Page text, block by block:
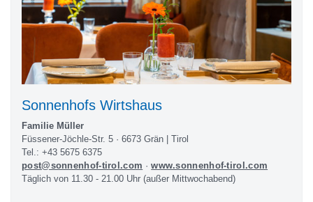
Sonnenhofs Wirtshaus
Familie Müller
Füssener-Jöchle-Str. 5 · 6673 Grän | Tirol
Tel.: +43 5675 6375
post@sonnenhof-tirol.com ·www.sonnenhof-tirol.com
Täglich von 11.30 - 21.00 Uhr (außer Mittwochabend)